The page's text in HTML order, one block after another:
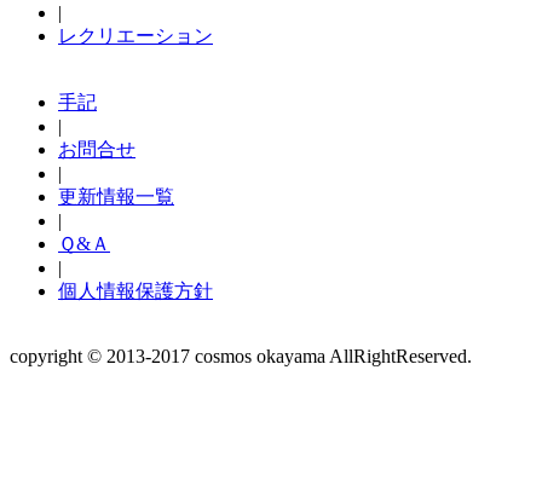
|
レクリエーション
手記
|
お問合せ
|
更新情報一覧
|
Ｑ&Ａ
|
個人情報保護方針
copyright © 2013-2017 cosmos okayama AllRightReserved.